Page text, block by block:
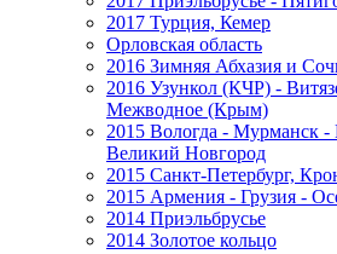
2017 Турция, Кемер
Орловская область
2016 Зимняя Абхазия и
2016 Узункол (КЧР) -
Межводное (Крым)
2015 Вологда - Мурманск -
Великий Новгород
2015 Санкт-Петербург,
2015 Армения - Грузия -
2014 Приэльбрусье
2014 Золотое кольцо